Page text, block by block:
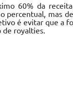
60% da
mas
é evitar que a
de royalties.